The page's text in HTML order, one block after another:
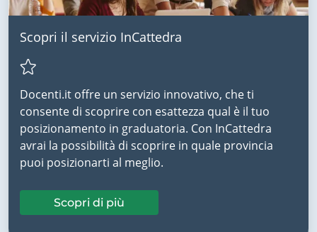
Scopri il servizio InCattedra
Docenti.it offre un servizio innovativo, che ti
consente di scoprire con esattezza qual è il tuo
posizionamento in graduatoria. Con InCattedra
avrai la possibilità di scoprire in quale provincia
puoi posizionarti al meglio.
Scopri di più